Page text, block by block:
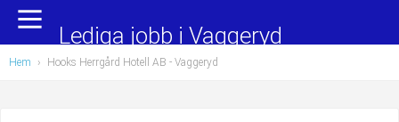
Yrkesområden
Administration, ekonomi, juridik
Populära jobb
Undersköterska, hemtjänst och äldreboende
Lediga jobb i Vaggeryd
Hem › Hooks Herrgård Hotell AB - Vaggeryd